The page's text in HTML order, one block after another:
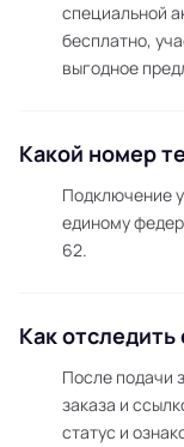
специальной
бесплатно,
выгодное
Какой номер
Подключение
единому
62.
Как отследить
После подачи
заказа и
статус и